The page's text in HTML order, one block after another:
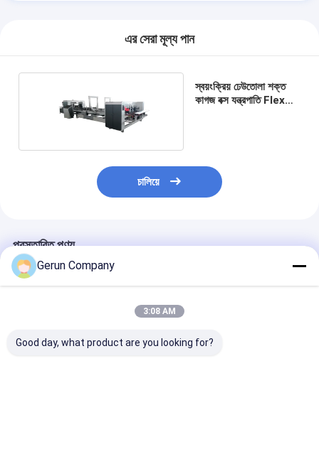
এর সেরা মূল্য পান
স্বয়ংক্রিয় ঢেউতোলা শক্ত
কাগজ বক্স যন্ত্রপাতি Flexo
চালিয়ে
প্রস্তাবিত পণ্য
Gerun Company
3:08 AM
Good day, what product are you looking for?